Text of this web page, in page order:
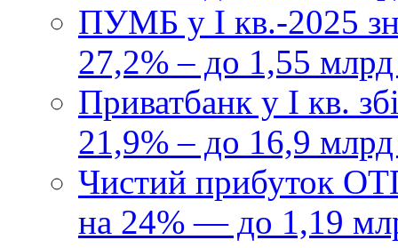
ПУМБ у I кв.-2025
27,2% – до 1,55
Приватбанк у І кв.
21,9% – до 16,9
Чистий прибуток
на 24% — до 1,19